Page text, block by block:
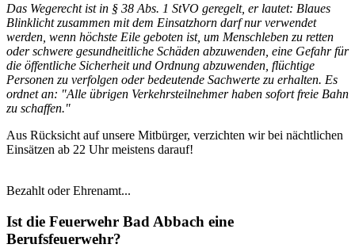
Das Wegerecht ist in § 38 Abs. 1 StVO geregelt, er lautet: Blaues
Blinklicht zusammen mit dem Einsatzhorn darf nur verwendet
werden, wenn höchste Eile geboten ist, um Menschleben zu retten
oder schwere gesundheitliche Schäden abzuwenden, eine Gefahr für
die öffentliche Sicherheit und Ordnung abzuwenden, flüchtige
Personen zu verfolgen oder bedeutende Sachwerte zu erhalten. Es
ordnet an: "Alle übrigen Verkehrsteilnehmer haben sofort freie Bahn
zu schaffen."
Aus Rücksicht auf unsere Mitbürger, verzichten wir bei nächtlichen
Einsätzen ab 22 Uhr meistens darauf!
Bezahlt oder Ehrenamt...
Ist die Feuerwehr Bad Abbach eine
Berufsfeuerwehr?